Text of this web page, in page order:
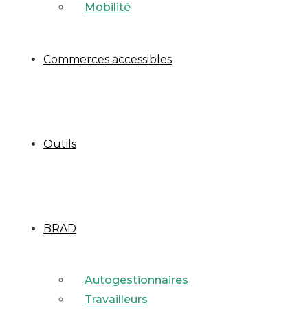
Mobilité
Commerces accessibles
Outils
BRAD
Autogestionnaires
Travailleurs